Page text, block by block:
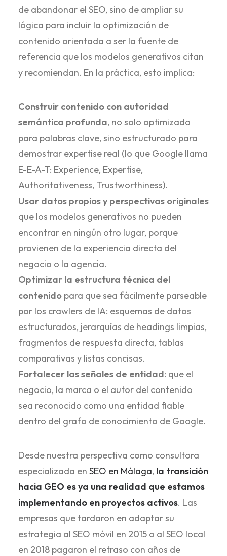
de abandonar el SEO, sino de ampliar su
lógica para incluir la optimización de
contenido orientada a ser la fuente de
referencia que los modelos generativos citan
y recomiendan. En la práctica, esto implica:
Construir contenido con autoridad
semántica profunda, no solo optimizado
para palabras clave, sino estructurado para
demostrar expertise real (lo que Google llama
E-E-A-T: Experience, Expertise,
Authoritativeness, Trustworthiness).
Usar datos propios y perspectivas originales
que los modelos generativos no pueden
encontrar en ningún otro lugar, porque
provienen de la experiencia directa del
negocio o la agencia.
Optimizar la estructura técnica del
contenido para que sea fácilmente parseable
por los crawlers de IA: esquemas de datos
estructurados, jerarquías de headings limpias,
fragmentos de respuesta directa, tablas
comparativas y listas concisas.
Fortalecer las señales de entidad: que el
negocio, la marca o el autor del contenido
sea reconocido como una entidad fiable
dentro del grafo de conocimiento de Google.
Desde nuestra perspectiva como consultora
especializada en SEO en Málaga, la transición
hacia GEO es ya una realidad que estamos
implementando en proyectos activos. Las
empresas que tardaron en adaptar su
estrategia al SEO móvil en 2015 o al SEO local
en 2018 pagaron el retraso con años de